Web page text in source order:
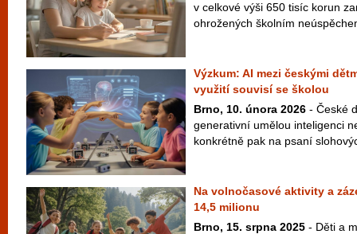
v celkové výši 650 tisíc korun
ohrožených školním
Výzkum: AI mezi českými
využití souvisí se školou
Brno, 10. února 2026 - České
generativní umělou inteligenci
konkrétně pak na psaní
Na volnočasové aktivity a
14,5 milionu
Brno, 15. srpna 2025 - Děti a